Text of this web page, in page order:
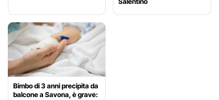
Bimbo di 3 anni precipita da
balcone a Savona, è grave: